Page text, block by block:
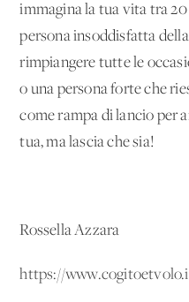
immagina la tua vita tra 20
persona insoddisfatta
rimpiangere tutte le
o una persona forte che
come rampa di lancio per
tua, ma lascia che sia!
Rossella Azzara
https://